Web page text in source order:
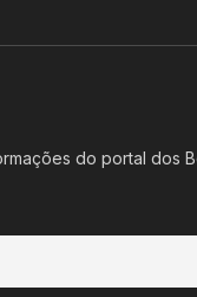
do portal dos